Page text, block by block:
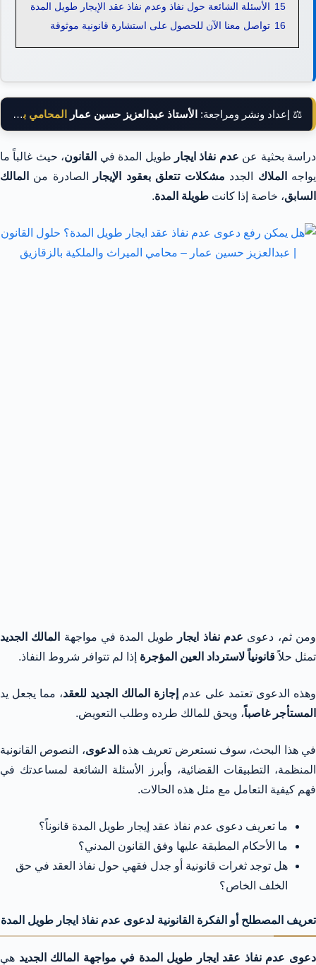
15 الأسئلة الشائعة حول نفاذ وعدم نفاذ عقد الإيجار طويل المدة
16 تواصل معنا الآن للحصول على استشارة قانونية موثوقة
⚖️ إعداد ونشر ومراجعة: الأستاذ عبدالعزيز حسين عمار المحامي بالنقض
دراسة بحثية عن عدم نفاذ ايجار طويل المدة في القانون، حيث غالباً ما
يواجه
الملاك الجدد مشكلات تتعلق بعقود الإيجار الصادرة من
المالك
السابق، خاصة إذا كانت طويلة المدة.
ومن ثم، دعوى عدم نفاذ ايجار طويل المدة في مواجهة
المالك الجديد
تمثل حلاًقانونياً لاسترداد العين المؤجرة إذا لم تتوافر شروط النفاذ.
وهذه الدعوى تعتمد على عدم إجازة المالك الجديد للعقد، مما يجعل يد
المستأجر غاصباً، ويحق للمالك طرده وطلب التعويض.
في هذا البحث، سوف نستعرض تعريف هذه الدعوى، النصوص القانونية
المنظمة، التطبيقات القضائية، وأبرز الأسئلة الشائعة لمساعدتك في
فهم كيفية التعامل مع مثل هذه الحالات.
ما تعريف دعوى عدم نفاذ عقد إيجار طويل المدة قانوناً؟
ما الأحكام المطبقة عليها وفق القانون المدني؟
هل توجد ثغرات قانونية أو جدل فقهي حول نفاذ العقد في حق
الخلف الخاص؟
تعريف المصطلح أو الفكرة القانونية لدعوى عدم نفاذ ايجار طويل المدة
دعوى عدم نفاذ عقد ايجار طويل المدة في مواجهة المالك الجديد هي